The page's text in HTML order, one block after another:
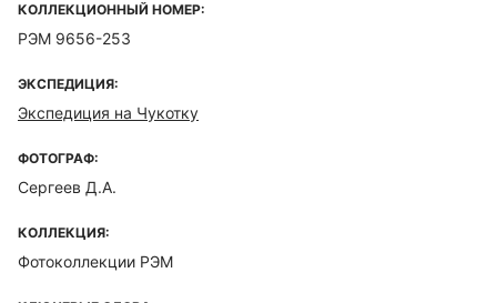
КОЛЛЕКЦИОННЫЙ НОМЕР:
РЭМ 9656-253
ЭКСПЕДИЦИЯ:
Экспедиция на Чукотку
ФОТОГРАФ:
Сергеев Д.А.
КОЛЛЕКЦИЯ:
Фотоколлекции РЭМ